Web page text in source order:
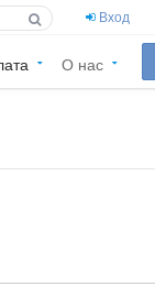
Вход
О нас